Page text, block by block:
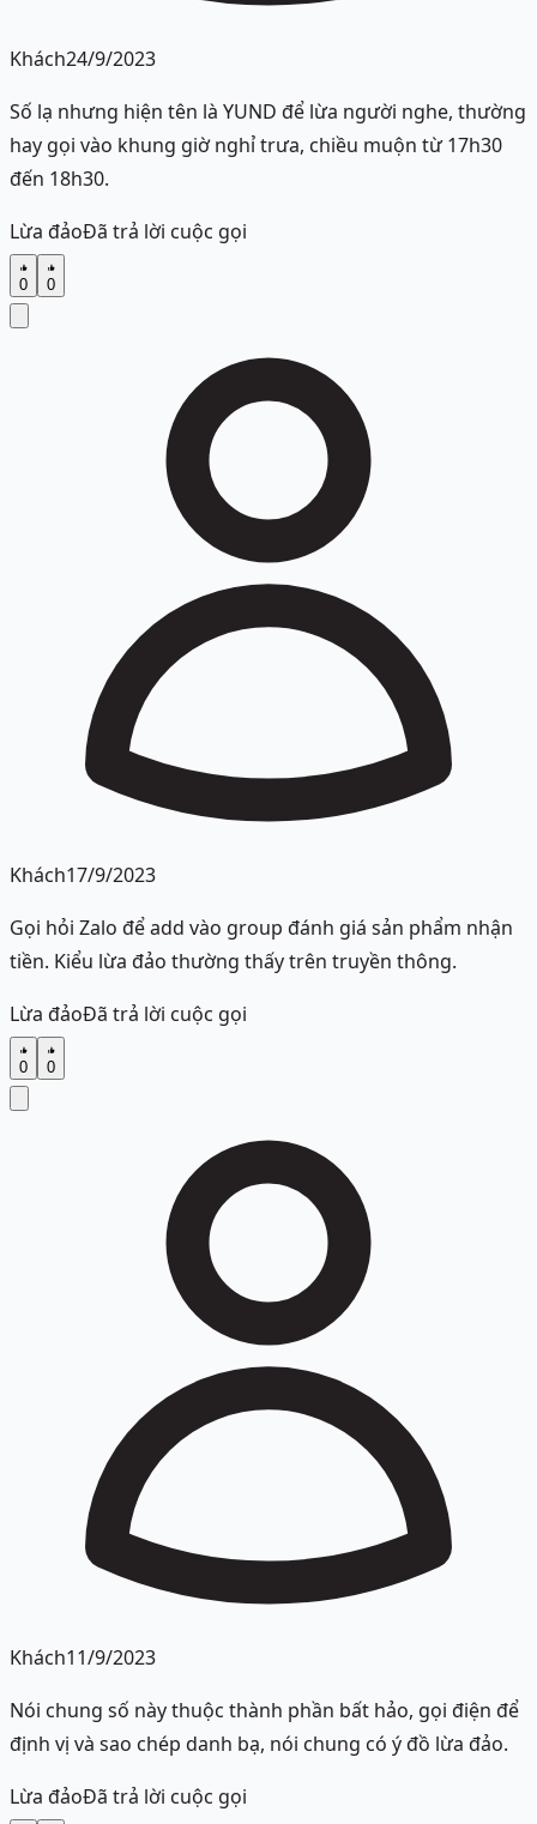
Khách24/9/2023
Số lạ nhưng hiện tên là YUND để lừa người nghe, thường
hay gọi vào khung giờ nghỉ trưa, chiều muộn từ 17h30
đến 18h30.
Lừa đảoĐã trả lời cuộc gọi
0 0
Khách17/9/2023
Gọi hỏi Zalo để add vào group đánh giá sản phẩm nhận
tiền. Kiểu lừa đảo thường thấy trên truyền thông.
Lừa đảoĐã trả lời cuộc gọi
0 0
Khách11/9/2023
Nói chung số này thuộc thành phần bất hảo, gọi điện để
định vị và sao chép danh bạ, nói chung có ý đồ lừa đảo.
Lừa đảoĐã trả lời cuộc gọi